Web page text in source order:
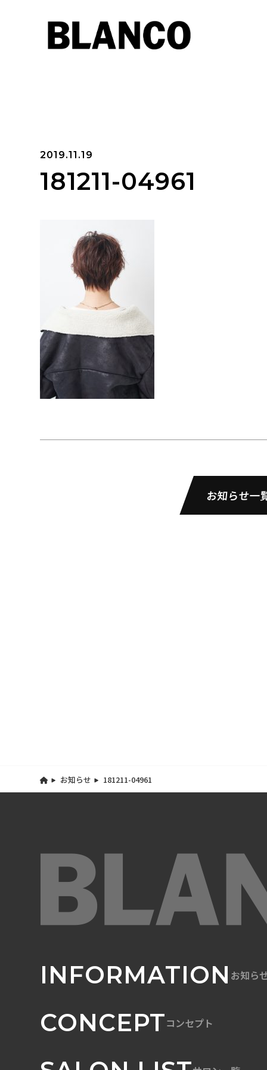
2019.11.19
181211-04961
お知らせ一
お知らせ 181211-04961
INFORMATION お知ら
CONCEPTコンセプト